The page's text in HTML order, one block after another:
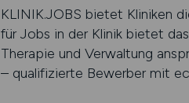
KLINIK.JOBS bietet Kliniken
für Jobs in der Klinik bietet
Therapie und Verwaltung
– qualifizierte Bewerber mit